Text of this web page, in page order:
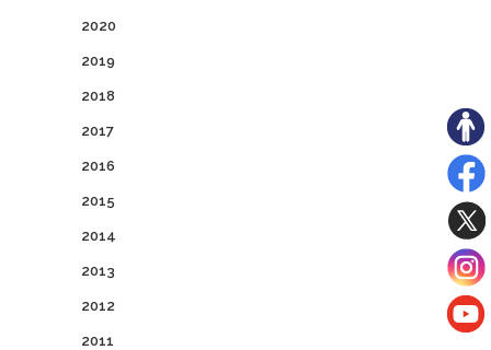
2020
2019
2018
2017
2016
2015
2014
2013
2012
2011